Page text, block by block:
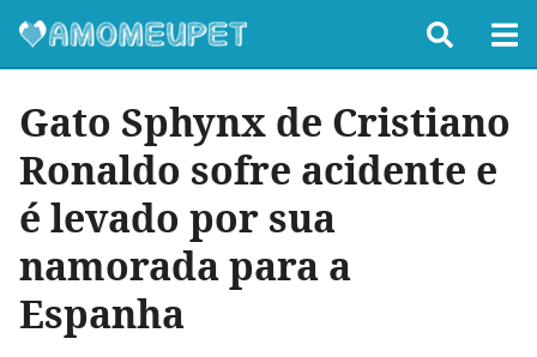
Gato Sphynx de Cristiano
Ronaldo sofre acidente e
é levado por sua
namorada para a
Espanha